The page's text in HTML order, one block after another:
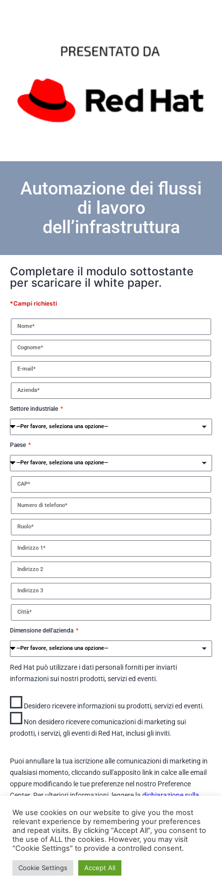
Automazione dei flussi
di lavoro
dell’infrastruttura
Completare il modulo sottostante
per scaricare il white paper.
*Campi richiesti
Settore industriale
Paese
Dimensione dell'azienda
Red Hat può utilizzare i dati personali forniti per inviarti
informazioni sui nostri prodotti, servizi ed eventi.
Desidero ricevere informazioni su prodotti, servizi ed eventi.
Non desidero ricevere comunicazioni di marketing sui
prodotti, i servizi, gli eventi di Red Hat, inclusi gli inviti.
Puoi annullare la tua iscrizione alle comunicazioni di marketing in
qualsiasi momento, cliccando sull'apposito link in calce alle email
oppure modificando le tue preferenze nel nostro Preference
Center. Per ulteriori informazioni, leggere la dichiarazione sulla
SCARICA
We use cookies on our website to give you the most
relevant experience by remembering your preferences
and repeat visits. By clicking “Accept All”, you consent to
the use of ALL the cookies. However, you may visit
"Cookie Settings" to provide a controlled consent.
Cookie Settings Accept All